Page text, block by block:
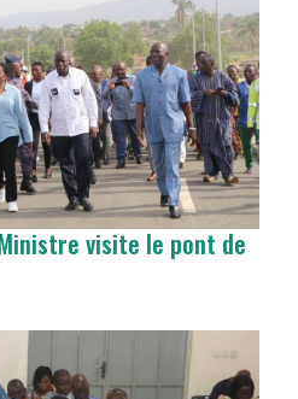
visite le pont de